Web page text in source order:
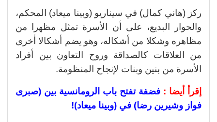
ركز (هاني كمال) في سيناريو (وبينا ميعاد) المحكم،
والحوار البديع، على أن الأسرة تمثل مظهرا من
مظاهره وشكلا من أشكاله، وهو يضم أشكالا أخرى
من العلاقات كالصداقة وروح التعاون بين أفراد
الأسرة من بنين وبنات لإنجاح المنظومة.
إقرأ أيضا : فضفة تفتح باب الرومانسية بين (صبرى
فواز وشيرين رضا) في (وبينا ميعاد)!